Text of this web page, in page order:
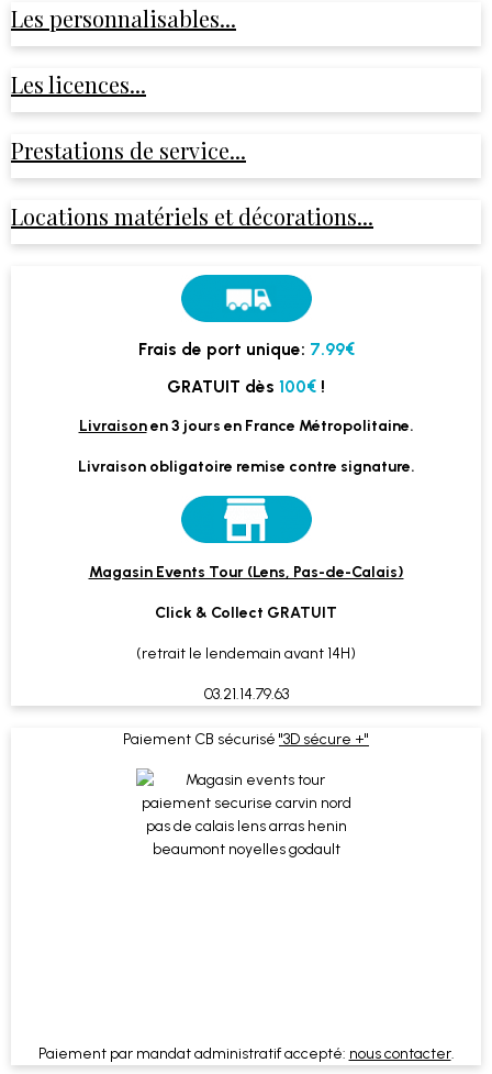
Les personnalisables...
Les licences...
Prestations de service...
Locations matériels et décorations...
Frais de port unique: 7.99€
GRATUIT dès 100€ !
Livraisonen 3 jours en France Métropolitaine.
Livraison obligatoire remise contre signature.
Magasin Events Tour (Lens, Pas-de-Calais)
Click & Collect GRATUIT
(retrait le lendemain avant 14H)
03.21.14.79.63
Paiement CB sécurisé "3D sécure +"
Paiement par mandat administratif accepté: nous contacter.